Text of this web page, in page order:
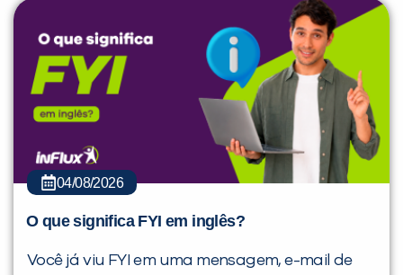
04/08/2026
O que significa FYI em inglês?
Você já viu FYI em uma mensagem, e-mail de